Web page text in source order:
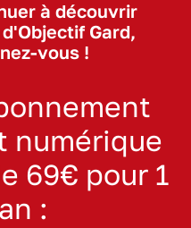
à découvrir
Gard,
vous !
numérique
69€ pour 1
an :